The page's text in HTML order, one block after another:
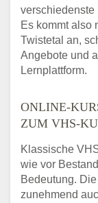
verschiedenste
Es kommt also
Twistetal an,
Angebote und
Lernplattform.
ONLINE-
ZUM VHS-
Klassische
wie vor
Bedeutung.
zunehmend